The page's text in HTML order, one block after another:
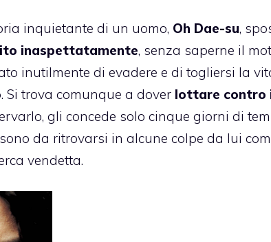
inquietante di un uomo, Oh Dae-su,
inaspettatamente, senza saperne il
inutilmente di evadere e di togliersi la
Si trova comunque a dover lottare contro
gli concede solo cinque giorni di
da ritrovarsi in alcune colpe da lui
vendetta.